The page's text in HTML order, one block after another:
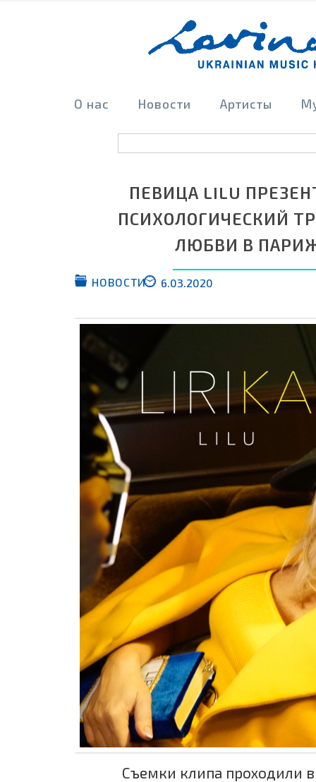
О нас Новости Артисты
ПЕВИЦА LILU
ПСИХОЛОГИЧЕСКИЙ
ЛЮБВИ В
НОВОСТИ 6.03.2020
Съемки клипа проходили